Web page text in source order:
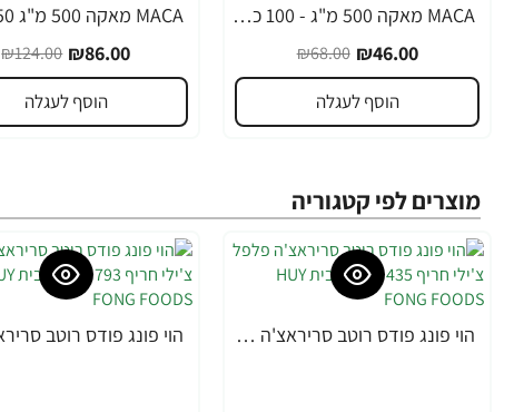
-32%
MACA מאקה 500 מ"ג - 100 כמוסות - מבית NOW FOODS
₪46.00
₪68.00
הוסף לעגלה
-31%
₪86.00
₪124.00
הוסף לעגלה
מוצרים לפי קטגוריה
הוי פונג פודס רוטב סריראצ'ה פלפל צ'ילי חריף 435 גרם - מבית HUY FONG FOODS